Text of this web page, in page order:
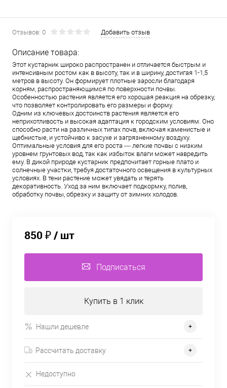
Отзывов: 0 Добавить отзыв
Описание товара:
Этот кустарник широко распространен и отличается быстрым и
интенсивным ростом как в высоту, так и в ширину, достигая 1-1,5
метров в высоту. Он формирует плотные заросли благодаря
корням, распространяющимся по поверхности почвы.
Особенностью растения является его хорошая реакция на обрезку,
что позволяет контролировать его размеры и форму.
Одним из ключевых достоинств растения является его
неприхотливость и высокая адаптация к городским условиям. Оно
способно расти на различных типах почв, включая каменистые и
щебнистые, и устойчиво к засухе и загрязненному воздуху.
Оптимальные условия для его роста — легкие почвы с низким
уровнем грунтовых вод, так как избыток влаги может навредить
ему. В дикой природе кустарник предпочитает горные плато и
солнечные участки, требуя достаточного освещения в культурных
условиях. В тени растение может увядать и терять
декоративность. Уход за ним включает подкормку, полив,
обработку почвы, обрезку и защиту от зимних холодов.
850 ₽/ шт
Подписаться
Купить в 1 клик
Нашли дешевле
Рассчитать доставку
Недоступно